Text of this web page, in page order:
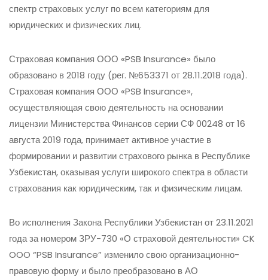
спектр страховых услуг по всем категориям для
юридических и физических лиц.
Страховая компания ООО «PSB Insurance» было
образовано в 2018 году (рег. №653371 от 28.11.2018 года).
Страховая компания ООО «PSB Insurance»,
осуществляющая свою деятельность на основании
лицензии Министерства Финансов серии СФ 00248 от 16
августа 2019 года, принимает активное участие в
формировании и развитии страхового рынка в Республике
Узбекистан, оказывая услуги широкого спектра в области
страхования как юридическим, так и физическим лицам.
Во исполнения Закона Республики Узбекистан от 23.11.2021
года за номером ЗРУ-730 «О страховой деятельности» CK
OOO “PSB Insurance” изменило свою организационно-
правовую форму и было преобразовано в АО